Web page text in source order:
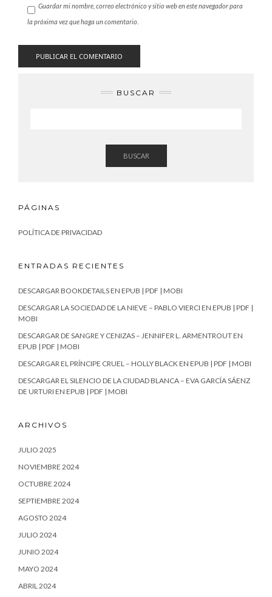
Guardar mi nombre, correo electrónico y sitio web en este navegador para
la próxima vez que haga un comentario.
BUSCAR
BUSCAR
PÁGINAS
POLÍTICA DE PRIVACIDAD
ENTRADAS RECIENTES
DESCARGAR BOOKDETAILS EN EPUB | PDF | MOBI
DESCARGAR LA SOCIEDAD DE LA NIEVE – PABLO VIERCI EN EPUB | PDF |
MOBI
DESCARGAR DE SANGRE Y CENIZAS – JENNIFER L. ARMENTROUT EN
EPUB | PDF | MOBI
DESCARGAR EL PRÍNCIPE CRUEL – HOLLY BLACK EN EPUB | PDF | MOBI
DESCARGAR EL SILENCIO DE LA CIUDAD BLANCA – EVA GARCÍA SÁENZ
DE URTURI EN EPUB | PDF | MOBI
ARCHIVOS
JULIO 2025
NOVIEMBRE 2024
OCTUBRE 2024
SEPTIEMBRE 2024
AGOSTO 2024
JULIO 2024
JUNIO 2024
MAYO 2024
ABRIL 2024